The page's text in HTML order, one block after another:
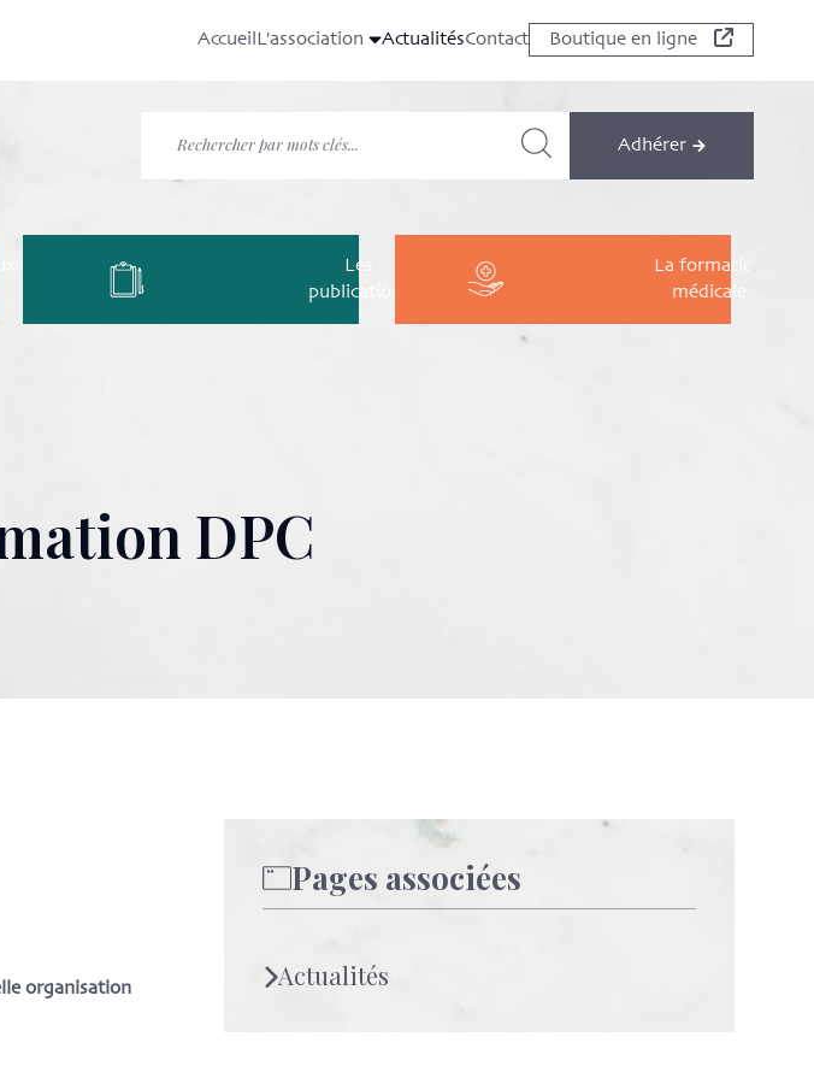
AccueilL'association ActualitésContact Boutique en ligne
Adhérer
Les
publications
La formation
médicale
DPC
organisation
Pages associées
Actualités